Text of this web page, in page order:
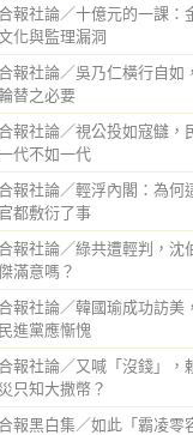
報社論／十億元的一課：
化與監理漏洞
報社論／吳乃仁橫行自如
替之必要
報社論／視公投如寇讎，
代不如一代
報社論／輕浮內閣：為何
都敷衍了事
報社論／綠共遭輕判，沈
滿意嗎？
報社論／韓國瑜成功訪美
進黨應慚愧
報社論／又喊「沒錢」，
只知大撒幣？
報黑白集／如此「霸凌零